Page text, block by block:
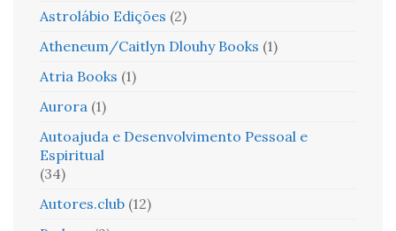
Astrolábio Edições (2)
Atheneum/Caitlyn Dlouhy Books (1)
Atria Books (1)
Aurora (1)
Autoajuda e Desenvolvimento Pessoal e
Espiritual
(34)
Autores.club (12)